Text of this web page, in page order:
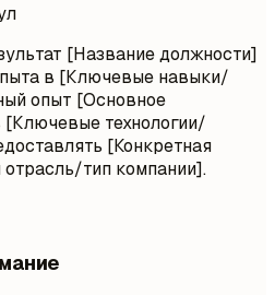
[Название должности]
в [Ключевые навыки/
опыт [Основное
[Ключевые технологии/
[Конкретная
отрасль/тип компании].